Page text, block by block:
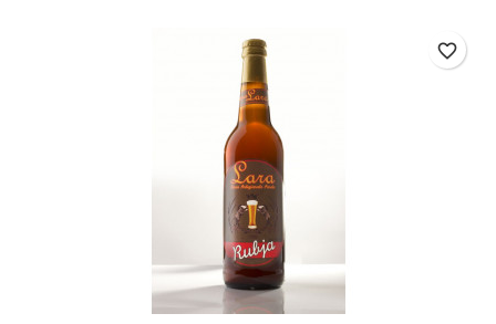
favorite_border